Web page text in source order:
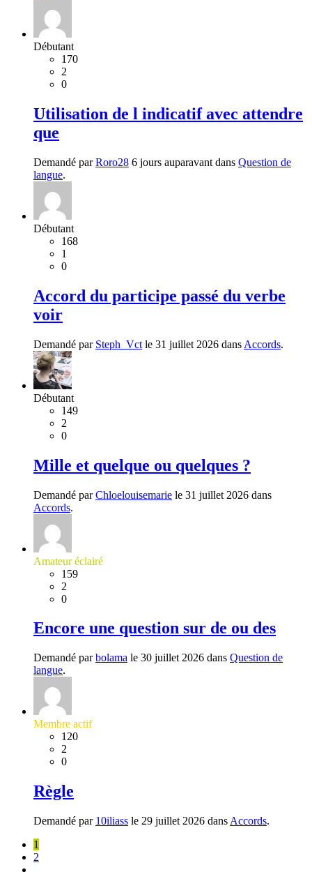
Débutant
170
2
0
Utilisation de l indicatif avec attendre
que
Demandé parRoro28 6 jours auparavant dans Question de
langue.
Débutant
168
1
0
Accord du participe passé du verbe
voir
Demandé par Steph_Vct le 31 juillet 2026 dans Accords.
Débutant
149
2
0
Mille et quelque ou quelques ?
Demandé parChloelouisemarie le 31 juillet 2026 dans
Accords.
Amateur éclairé
159
2
0
Encore une question sur de ou des
Demandé parbolama le 30 juillet 2026 dans Question de
langue.
Membre actif
120
2
0
Règle
Demandé par 10iliass le 29 juillet 2026 dans Accords.
1
2